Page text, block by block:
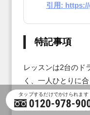
引用:
特記事項
レッスンは2台のド
く、一人ひとりに
です。子どもたち
径のドラムセット